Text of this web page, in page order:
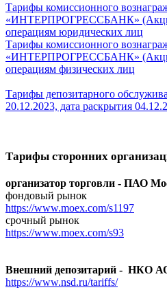
Тарифы комиссионного
«ИНТЕРПРОГРЕССБАНК»
операциям юридических лиц
Тарифы комиссионного
«ИНТЕРПРОГРЕССБАНК»
операциям физических лиц
Тарифы депозитарного
20.12.2023, дата раскрытия
Тарифы сторонних
организатор торговли - ПАО
фондовый рынок
https://www.moex.com/s1197
срочный рынок
https://www.moex.com/s93
Внешний депозитарий - НКО
https://www.nsd.ru/tariffs/